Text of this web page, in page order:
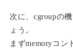
次に、cgroupの
ょう。
まずmemoryコン